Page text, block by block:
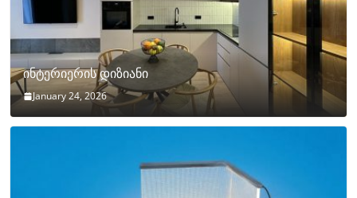
ინტერიერის დიზიანი
January 24, 2026